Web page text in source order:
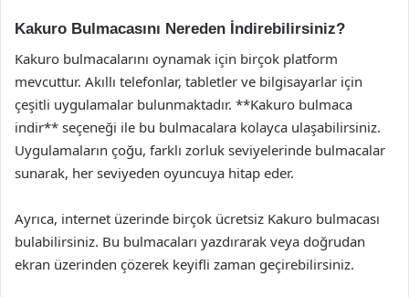
Kakuro Bulmacasını Nereden İndirebilirsiniz?
Kakuro bulmacalarını oynamak için birçok platform
mevcuttur. Akıllı telefonlar, tabletler ve bilgisayarlar için
çeşitli uygulamalar bulunmaktadır. **Kakuro bulmaca
indir** seçeneği ile bu bulmacalara kolayca ulaşabilirsiniz.
Uygulamaların çoğu, farklı zorluk seviyelerinde bulmacalar
sunarak, her seviyeden oyuncuya hitap eder.
Ayrıca, internet üzerinde birçok ücretsiz Kakuro bulmacası
bulabilirsiniz. Bu bulmacaları yazdırarak veya doğrudan
ekran üzerinden çözerek keyifli zaman geçirebilirsiniz.